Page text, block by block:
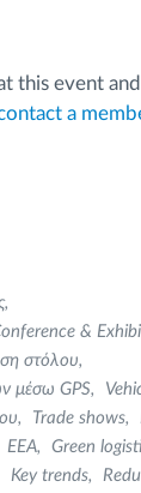
this event
a
&
στόλου
μέσω GPS
Trade shows
EEA
Green
Key trends